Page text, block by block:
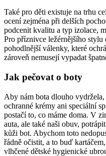
Také pro děti existuje na trhu
ocení zejména při delších
podcenit kvalitu a typ izolace,
Pro příznivce ležérnějšího
pohodlnější válenky, které
zároveň nemusejí vypadat
Jak pečovat o boty
Aby nám bota dlouho
ochranné krémy ani speciální
postačí to, co máme doma. V
auta, ale také naši obuv,
kůži bot. Abychom toto
řádně očistit, a to buď
vlhčené dětské hygienické